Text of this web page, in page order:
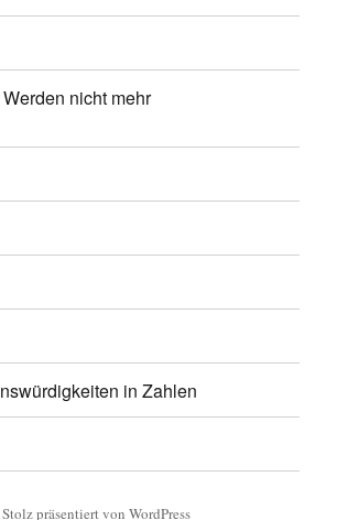
nicht mehr
in Zahlen
Stolz präsentiert von WordPress